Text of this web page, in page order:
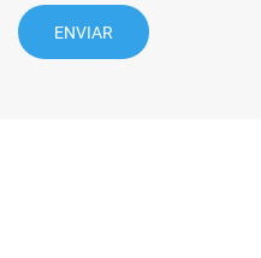
ENVIAR